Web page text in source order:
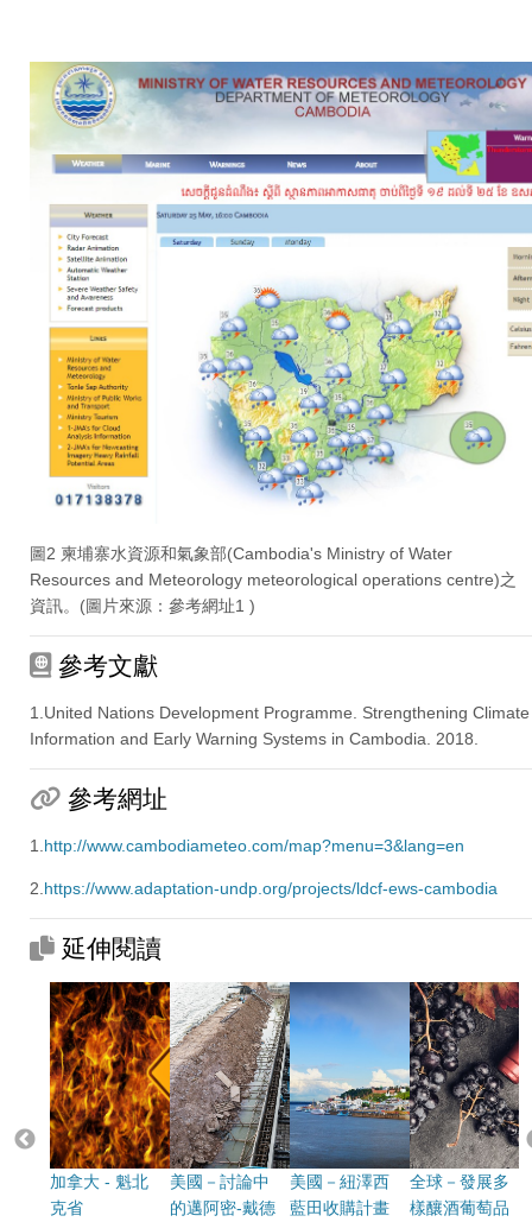
圖2 柬埔寨水資源和氣象部(Cambodia's Ministry of Water
Resources and Meteorology meteorological operations centre)之
資訊。(圖片來源：參考網址1 )
參考文獻
1.United Nations Development Programme. Strengthening Climate
Information and Early Warning Systems in Cambodia. 2018.
參考網址
1. http://www.cambodiameteo.com/map?menu=3&lang=en
2. https://www.adaptation-undp.org/projects/ldcf-ews-cambodia
延伸閱讀
加拿大 - 魁北
克省
美國－討論中
的邁阿密-戴德
美國－紐澤西
藍田收購計畫
全球－發展多
樣釀酒葡萄品